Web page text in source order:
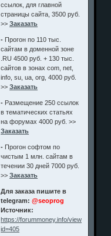
ссылок, для главной
страницы сайта, 3500 руб.
>>Заказать
- Прогон по 110 тыс.
сайтам в доменной зоне
.RU 4500 руб. + 130 тыс.
сайтов в зонах com, net,
info, su, ua, org, 4000 руб.
>>Заказать
- Размещение 250 ссылок
в тематических статьях
на форумах 4000 руб. >>
Заказать
- Прогон софтом по
чистым 1 млн. сайтам в
течении 30 дней 7000 руб.
>>Заказать
Для заказа пишите в
telegram: @seoprog
Источник:
https://forummoney.info/viewtopic.php?
id=405